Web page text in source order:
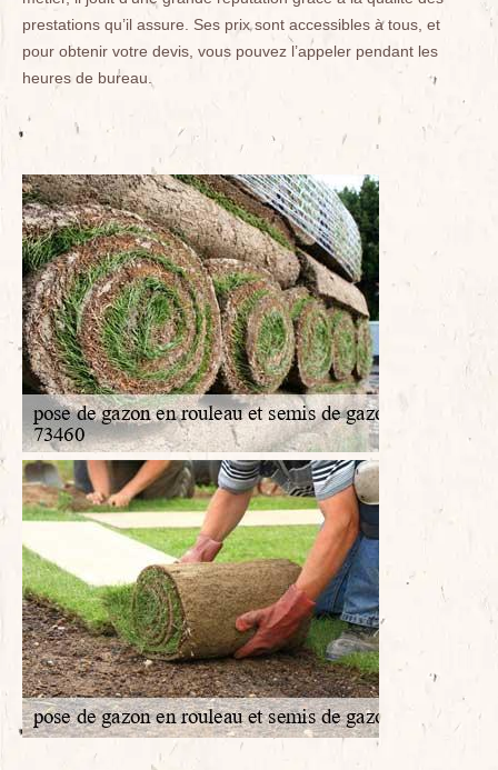
prestations qu’il assure. Ses prix sont accessibles à tous, et
pour obtenir votre devis, vous pouvez l’appeler pendant les
heures de bureau.